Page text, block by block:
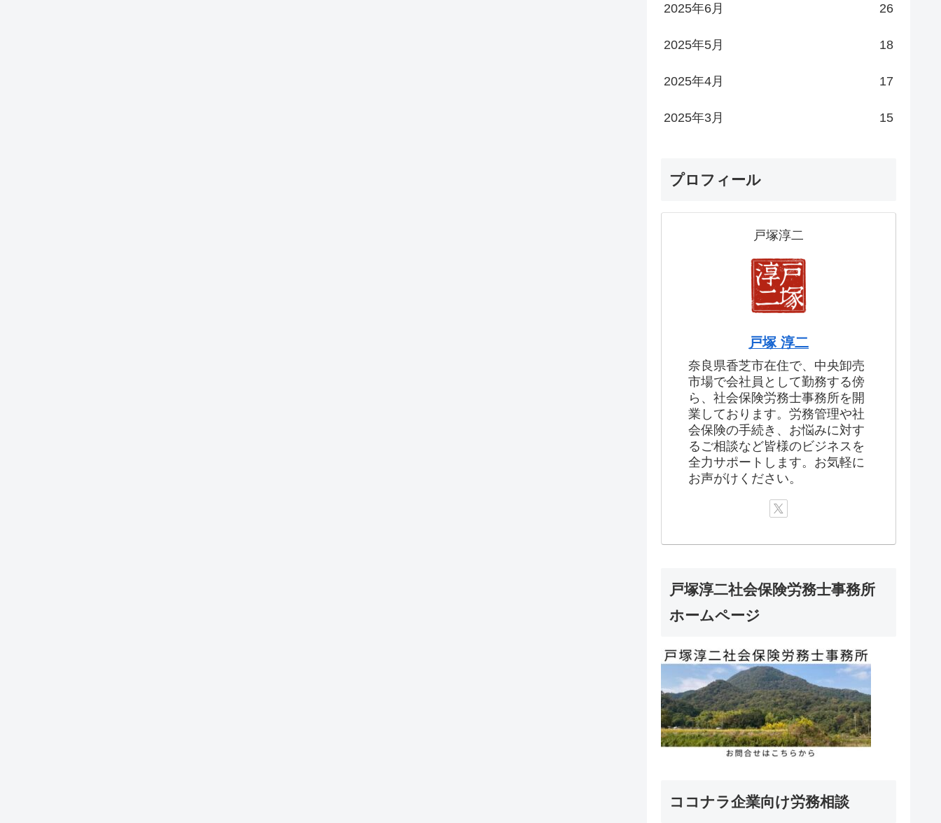
2025年6月 26
2025年5月 18
2025年4月 17
2025年3月 15
プロフィール
戸塚淳二
戸塚 淳二
奈良県香芝市在住で、中央卸売
市場で会社員として勤務する傍
ら、社会保険労務士事務所を開
業しております。労務管理や社
会保険の手続き、お悩みに対す
るご相談など皆様のビジネスを
全力サポートします。お気軽に
お声がけください。
戸塚淳二社会保険労務士事務所
ホームページ
ココナラ企業向け労務相談